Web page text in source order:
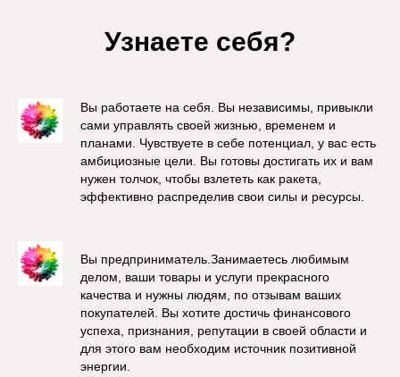
Узнаете себя?
Вы работаете на себя. Вы независимы, привыкли
сами управлять своей жизнью, временем и
планами. Чувствуете в себе потенциал, у вас есть
амбициозные цели. Вы готовы достигать их и вам
нужен толчок, чтобы взлететь как ракета,
эффективно распределив свои силы и ресурсы.
Вы предприниматель.Занимаетесь любимым
делом, ваши товары и услуги прекрасного
качества и нужны людям, по отзывам ваших
покупателей. Вы хотите достичь финансового
успеха, признания, репутации в своей области и
для этого вам необходим источник позитивной
энергии.